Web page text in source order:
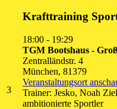
33.
August
Krafttraining
18:00 - 19:29
TGM Bootshaus -
Zentralländstr. 4
München, 81379
Veranstaltungsort
Trainer: Jesko, Noah
ambitionierte Sportler